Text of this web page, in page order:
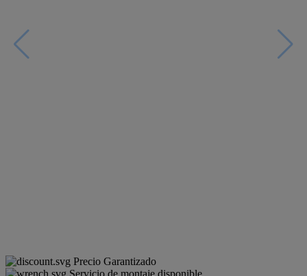
Precio Garantizado
Servicio de montaje disponible